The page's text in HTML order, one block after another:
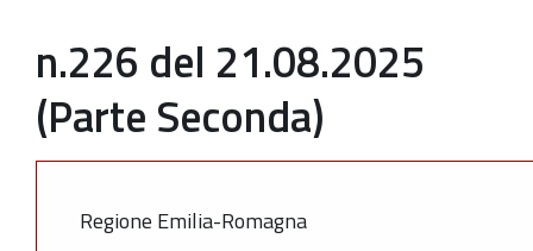
n.226 del 21.08.2025
(Parte Seconda)
Regione Emilia-Romagna